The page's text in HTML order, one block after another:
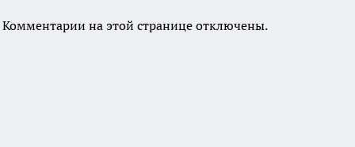
Комментарии на этой странице отключены.